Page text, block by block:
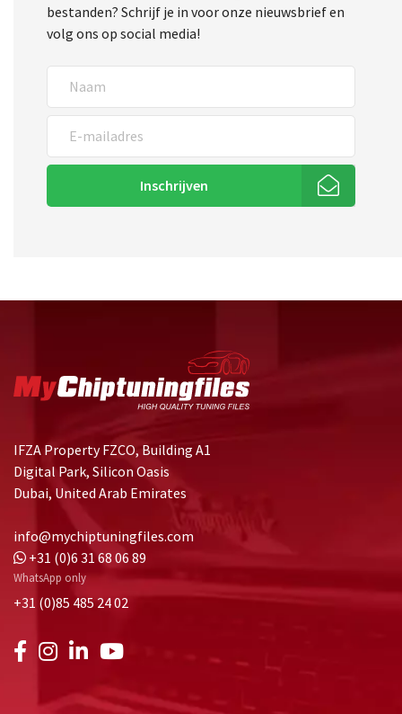
bestanden? Schrijf je in voor onze nieuwsbrief en
volg ons op social media!
Inschrijven
IFZA Property FZCO, Building A1
Digital Park, Silicon Oasis
Dubai, United Arab Emirates
info@mychiptuningfiles.com
+31 (0)6 31 68 06 89
WhatsApp only
+31 (0)85 485 24 02